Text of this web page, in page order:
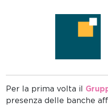
Per la prima volta il
presenza delle banche